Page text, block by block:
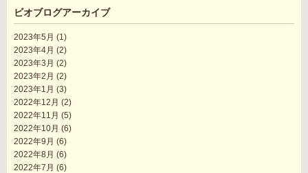
ビオブログアーカイブ
2023年5月 (1)
2023年4月 (2)
2023年3月 (2)
2023年2月 (2)
2023年1月 (3)
2022年12月 (2)
2022年11月 (5)
2022年10月 (6)
2022年9月 (6)
2022年8月 (6)
2022年7月 (6)